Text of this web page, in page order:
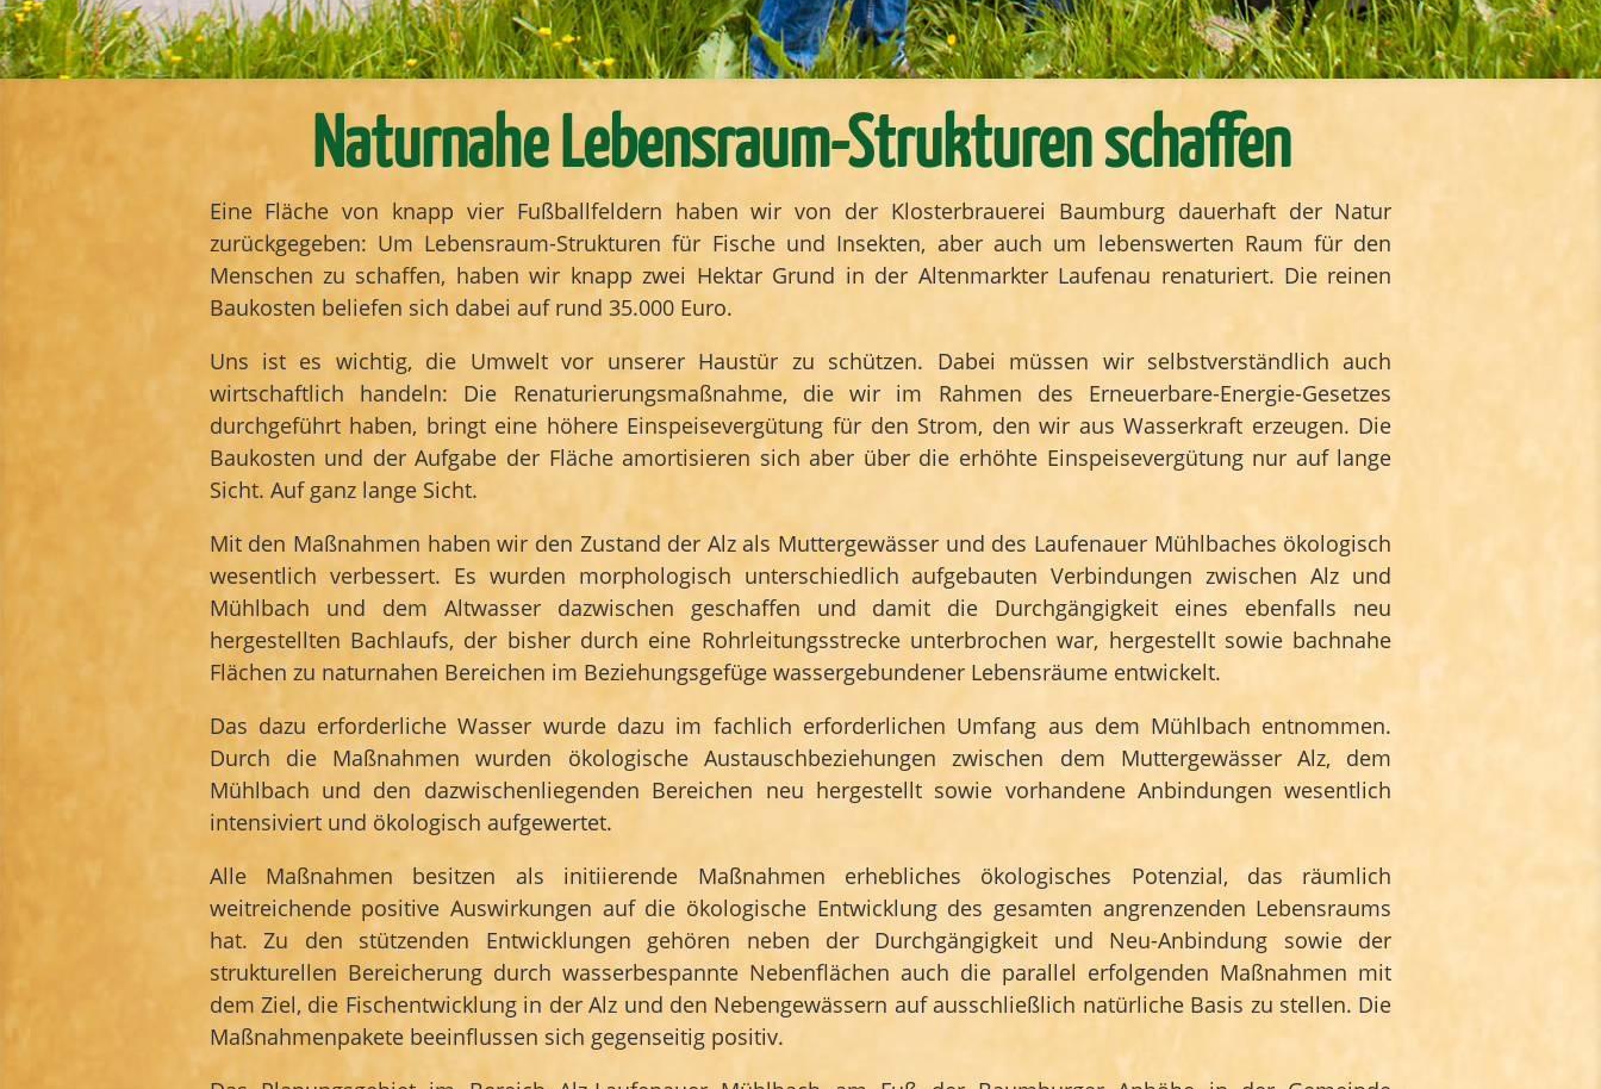
Naturnahe Lebensraum-Strukturen schaffen
Eine Fläche von knapp vier Fußballfeldern haben wir von der Klosterbrauerei Baumburg dauerhaft der Natur
zurückgegeben: Um Lebensraum-Strukturen für Fische und Insekten, aber auch um lebenswerten Raum für den
Menschen zu schaffen, haben wir knapp zwei Hektar Grund in der Altenmarkter Laufenau renaturiert. Die reinen
Baukosten beliefen sich dabei auf rund 35.000 Euro.
Uns ist es wichtig, die Umwelt vor unserer Haustür zu schützen. Dabei müssen wir selbstverständlich auch
wirtschaftlich handeln: Die Renaturierungsmaßnahme, die wir im Rahmen des Erneuerbare-Energie-Gesetzes
durchgeführt haben, bringt eine höhere Einspeisevergütung für den Strom, den wir aus Wasserkraft erzeugen. Die
Baukosten und der Aufgabe der Fläche amortisieren sich aber über die erhöhte Einspeisevergütung nur auf lange
Sicht. Auf ganz lange Sicht.
Mit den Maßnahmen haben wir den Zustand der Alz als Muttergewässer und des Laufenauer Mühlbaches ökologisch
wesentlich verbessert. Es wurden morphologisch unterschiedlich aufgebauten Verbindungen zwischen Alz und
Mühlbach und dem Altwasser dazwischen geschaffen und damit die Durchgängigkeit eines ebenfalls neu
hergestellten Bachlaufs, der bisher durch eine Rohrleitungsstrecke unterbrochen war, hergestellt sowie bachnahe
Flächen zu naturnahen Bereichen im Beziehungsgefüge wassergebundener Lebensräume entwickelt.
Das dazu erforderliche Wasser wurde dazu im fachlich erforderlichen Umfang aus dem Mühlbach entnommen.
Durch die Maßnahmen wurden ökologische Austauschbeziehungen zwischen dem Muttergewässer Alz, dem
Mühlbach und den dazwischenliegenden Bereichen neu hergestellt sowie vorhandene Anbindungen wesentlich
intensiviert und ökologisch aufgewertet.
Alle Maßnahmen besitzen als initiierende Maßnahmen erhebliches ökologisches Potenzial, das räumlich
weitreichende positive Auswirkungen auf die ökologische Entwicklung des gesamten angrenzenden Lebensraums
hat. Zu den stützenden Entwicklungen gehören neben der Durchgängigkeit und Neu-Anbindung sowie der
strukturellen Bereicherung durch wasserbespannte Nebenflächen auch die parallel erfolgenden Maßnahmen mit
dem Ziel, die Fischentwicklung in der Alz und den Nebengewässern auf ausschließlich natürliche Basis zu stellen. Die
Maßnahmenpakete beeinflussen sich gegenseitig positiv.